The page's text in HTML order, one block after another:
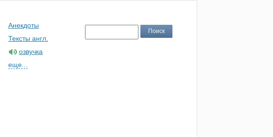
Анекдоты
Тексты англ.
озвучка
еще...